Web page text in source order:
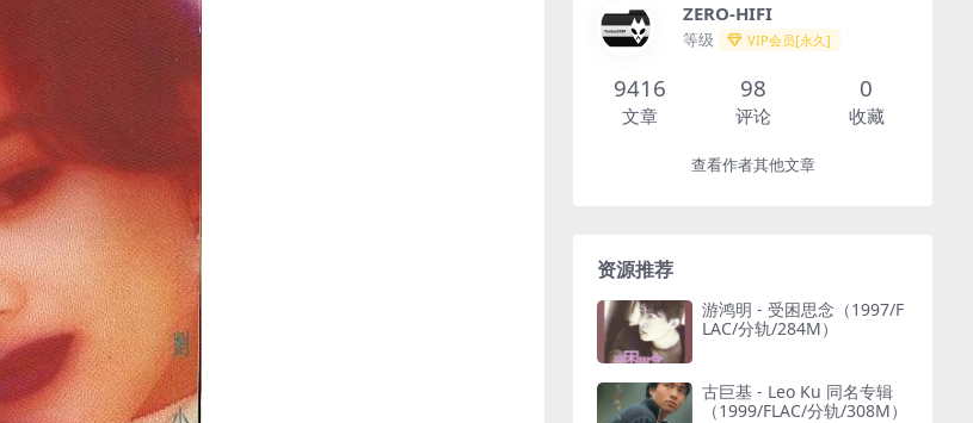
ZERO-HIFI
等级 VIP会员[永久]
9416
文章
98
评论
0
收藏
查看作者其他文章
资源推荐
游鸿明 - 受困思念（1997/F
LAC/分轨/284M）
古巨基 - Leo Ku 同名专辑
（1999/FLAC/分轨/308M）